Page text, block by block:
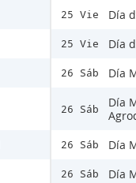
25 Vie Día
25 Vie Día
26 Sáb Día
26 Sáb
Día
26 Sáb Día
26 Sáb Día